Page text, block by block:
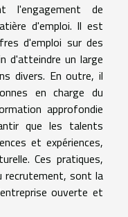
l'engagement de
d'emploi. Il est
d'emploi sur des
d'atteindre un large
divers. En outre, il
en charge du
approfondie
que les talents
et expériences,
Ces pratiques,
recrutement, sont la
ouverte et